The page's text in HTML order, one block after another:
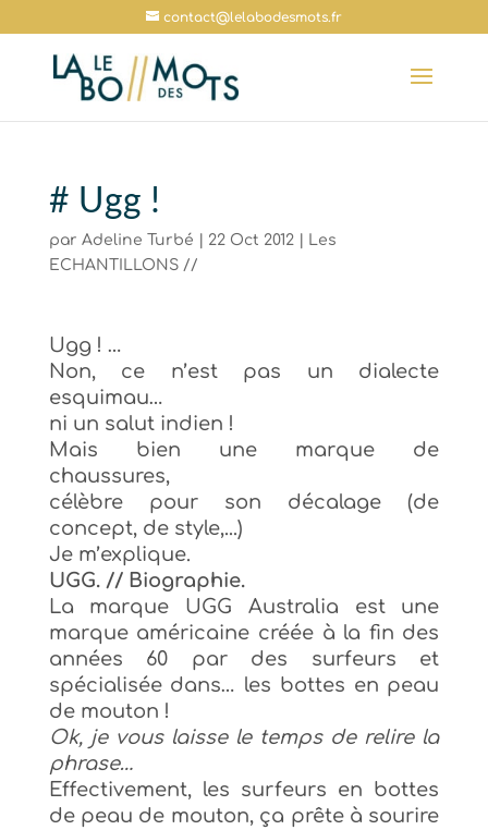
contact@lelabodesmots.fr
# Ugg !
par Adeline Turbé 22 Oct 2012|
Les
ECHANTILLONS //
Ugg ! …
Non, ce n’est pas un dialecte
esquimau…
ni un salut indien !
Mais bien une marque de
chaussures,
célèbre pour son décalage (de
concept, de style,...)
Je m’explique.
UGG. // Biographie.
La marque UGG Australia est une
marqueaméricaine créée à la fin des
années 60 par des surfeurs
et
spécialisée dans… les bottes en peau
de mouton !
Ok, je vous laisse le temps de relire la
phrase…
Effectivement, les surfeurs en bottes
de peau de mouton, ça prête à sourire